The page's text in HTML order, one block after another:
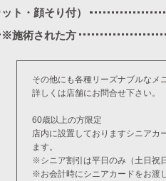
ト・顔そり付）
※施術された方
その他にも各種リーズナブルなメ
詳しくは店舗にお問合せ下さい。
60歳以上の方限定
店内に設置しておりますシニアカ
ます。
※シニア割引は平日のみ（土日祝
※お会計時にシニアカードをお渡